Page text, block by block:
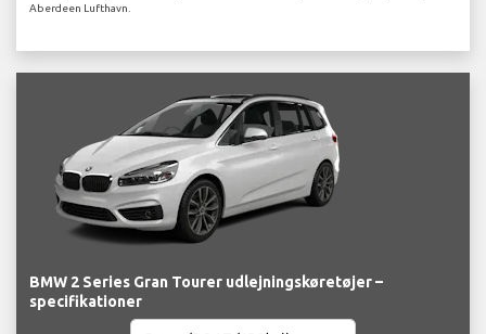
Aberdeen Lufthavn.
BMW 2 Series Gran Tourer udlejningskøretøjer –
specifikationer